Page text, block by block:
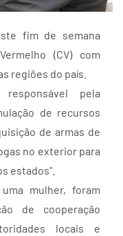
fim de semana
(CV) com
regiões do país.
pela
de recursos
de armas de
no exterior para
estados".
mulher, foram
de cooperação
locais e